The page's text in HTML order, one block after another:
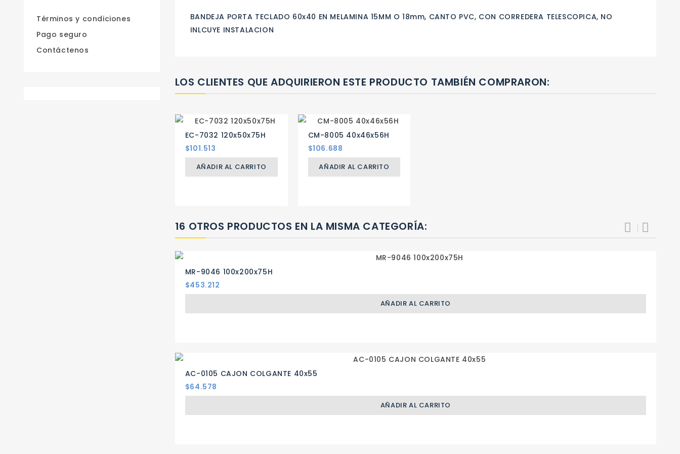
Términos y condiciones
Pago seguro
Contáctenos
BANDEJA PORTA TECLADO 60x40 EN MELAMINA 15MM O 18mm, CANTO PVC, CON CORREDERA TELESCOPICA, NO
INLCUYE INSTALACION
LOS CLIENTES QUE ADQUIRIERON ESTE PRODUCTO TAMBIÉN COMPRARON:
EC-7032 120x50x75H
Precio
$101.513
AÑADIR AL CARRITO
CM-8005 40x46x56H
Precio
$106.688
AÑADIR AL CARRITO
16 OTROS PRODUCTOS EN LA MISMA CATEGORÍA:
MR-9046 100x200x75H
Precio
$453.212
AÑADIR AL CARRITO
AC-0105 CAJON COLGANTE 40x55
Precio
$64.578
AÑADIR AL CARRITO